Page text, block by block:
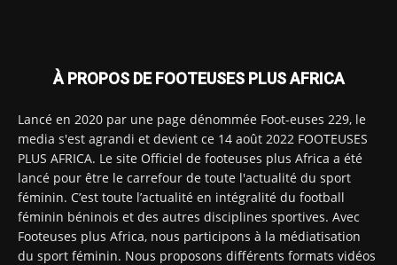
À PROPOS DE FOOTEUSES PLUS AFRICA
Lancé en 2020 par une page dénommée Foot-euses 229, le
media s'est agrandi et devient ce 14 août 2022 FOOTEUSES
PLUS AFRICA. Le site Officiel de footeuses plus Africa a été
lancé pour être le carrefour de toute l'actualité du sport
féminin. C’est toute l’actualité en intégralité du football
féminin béninois et des autres disciplines sportives. Avec
Footeuses plus Africa, nous participons à la médiatisation
du sport féminin. Nous proposons différents formats vidéos